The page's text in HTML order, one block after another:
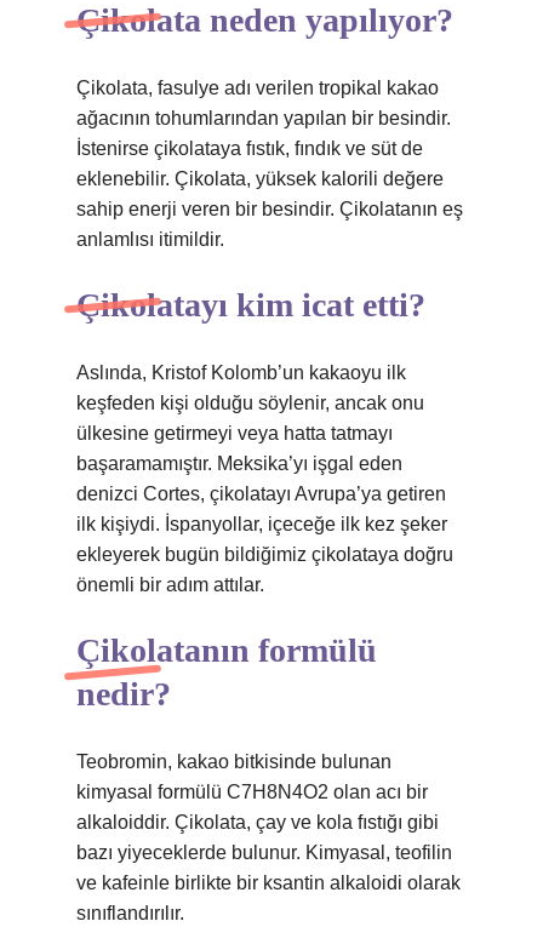
Çikolata neden yapılıyor?
Çikolata, fasulye adı verilen tropikal kakao
ağacının tohumlarından yapılan bir besindir.
İstenirse çikolataya fıstık, fındık ve süt de
eklenebilir. Çikolata, yüksek kalorili değere
sahip enerji veren bir besindir. Çikolatanın eş
anlamlısı itimildir.
Çikolatayı kim icat etti?
Aslında, Kristof Kolomb’un kakaoyu ilk
keşfeden kişi olduğu söylenir, ancak onu
ülkesine getirmeyi veya hatta tatmayı
başaramamıştır. Meksika’yı işgal eden
denizci Cortes, çikolatayı Avrupa’ya getiren
ilk kişiydi. İspanyollar, içeceğe ilk kez şeker
ekleyerek bugün bildiğimiz çikolataya doğru
önemli bir adım attılar.
Çikolatanın formülü
nedir?
Teobromin, kakao bitkisinde bulunan
kimyasal formülü C7H8N4O2 olan acı bir
alkaloiddir. Çikolata, çay ve kola fıstığı gibi
bazı yiyeceklerde bulunur. Kimyasal, teofilin
ve kafeinle birlikte bir ksantin alkaloidi olarak
sınıflandırılır.